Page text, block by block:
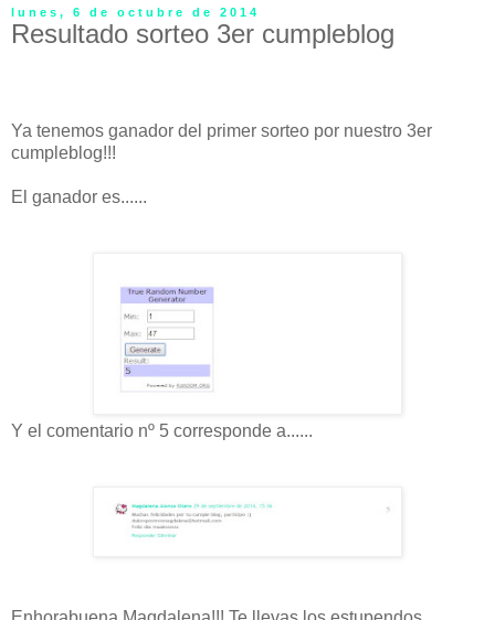
lunes, 6 de octubre de 2014
Resultado sorteo 3er cumpleblog
Ya tenemos ganador del primer sorteo por nuestro 3er
cumpleblog!!!
El ganador es......
Y el comentario nº 5 corresponde a......